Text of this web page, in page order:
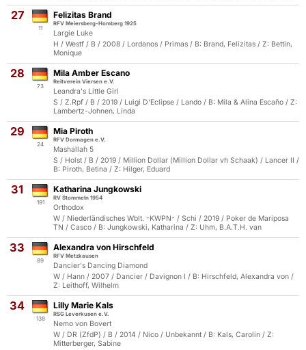
27
11
Felizitas Brand
RFV Meiersberg-Homberg 1925
Largie Luke
H / Westf / B / 2008 / Lordanos / Primas / B: Brand, Felizitas / Z: Bettin,
Monique
28
73
Mila Amber Escano
Reitverein Viersen e.V.
Leandra's Little Girl
S / Z.Rpf / B / 2019 / Luigi D'Eclipse / Lando / B: Mila & Alina Escaño / Z:
Lambertz-Johnen, Linda
29
24
Mia Piroth
RFV Dormagen e.V.
Mashallah 5
S / Holst / B / 2019 / Million Dollar (Million Dollar vh Schaak) / Lancer II /
B: Piroth, Betina / Z: Hilger, Eduard
31
191
Katharina Jungkowski
RV Stommeln 1954
Orthodox
W / Niederländisches Wblt. -KWPN- / Schi / 2019 / Poker de Mariposa
TN / Casco / B: Jungkowski, Katharina / Z: Uhm, B.A.T.H. van
33
89
Alexandra von Hirschfeld
RFV Metzkausen
Dancier's Dancing Diamond
W / Hann / 2007 / Dancier / Davignon I / B: Hirschfeld, Alexandra von /
Z: Leithoff, Wilhelm
34
138
Lilly Marie Kals
RSG Leverkusen e.V.
Nemo von Bovert
W / DR (ZfdP) / B / 2014 / Nico / Unbekannt / B: Kals, Carolin / Z:
Mitterberger, Sabine